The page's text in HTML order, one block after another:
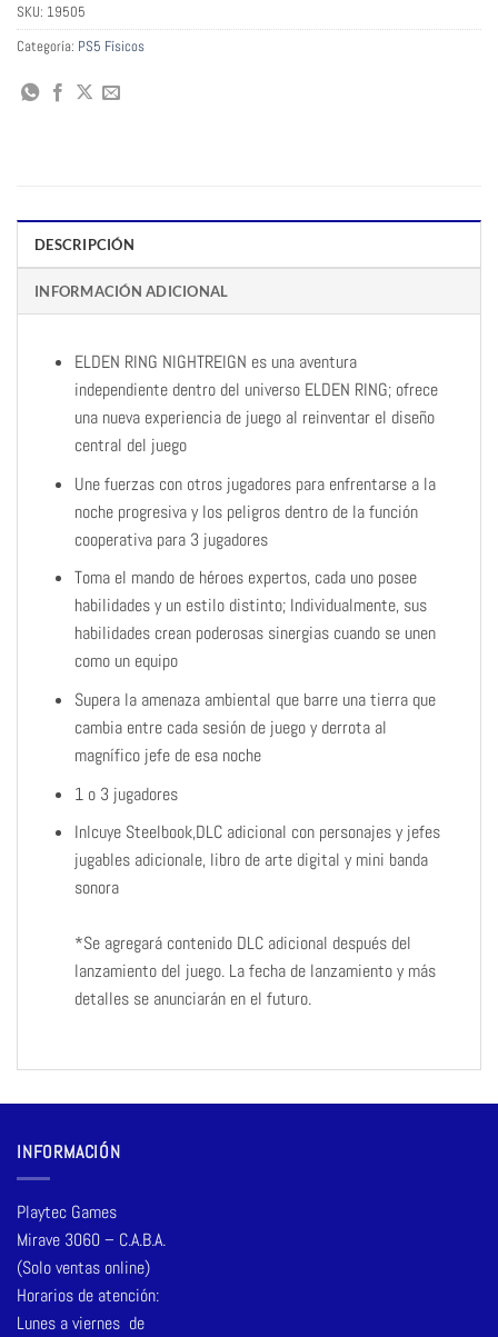
SKU: 19505
Categoría: PS5 Físicos
DESCRIPCIÓN
INFORMACIÓN ADICIONAL
ELDEN RING NIGHTREIGN es una aventura
independiente dentro del universo ELDEN RING; ofrece
una nueva experiencia de juego al reinventar el diseño
central del juego
Une fuerzas con otros jugadores para enfrentarse a la
noche progresiva y los peligros dentro de la función
cooperativa para 3 jugadores
Toma el mando de héroes expertos, cada uno posee
habilidades y un estilo distinto; Individualmente, sus
habilidades crean poderosas sinergias cuando se unen
como un equipo
Supera la amenaza ambiental que barre una tierra que
cambia entre cada sesión de juego y derrota al
magnífico jefe de esa noche
1 o 3 jugadores
Inlcuye Steelbook,DLC adicional con personajes y jefes
jugables adicionale,libro de arte digital y mini banda
sonora
*Se agregará contenido DLC adicional después del
lanzamiento del juego. La fecha de lanzamiento y más
detalles se anunciarán en el futuro.
INFORMACIÓN
Playtec Games
Mirave 3060 – C.A.B.A.
(Solo ventas online)
Horarios de atención:
Lunes a viernes de